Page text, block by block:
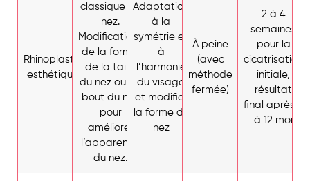
Rhinoplastie
esthétique
classique du
nez.
Modifications
de la forme,
de la taille
du nez ou du
bout du nez
pour
améliorer
l’apparence
du nez.
Adaptation
à la
symétrie et
à
l’harmonie
du visage
et modifier
la forme du
nez
À peine
(avec
méthode
fermée)
2 à 4
semaines
pour la
cicatrisation
initiale,
résultat
final après 6
à 12 moi